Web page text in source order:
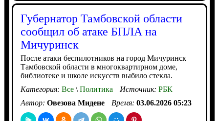
Губернатор Тамбовской области
сообщил об атаке БПЛА на
Мичуринск
После атаки беспилотников на город Мичуринск
Тамбовской области в многоквартирном доме,
библиотеке и школе искусств выбило стекла.
Категория: Все\Политика Источник: РБК
Автор: Овезова Мидене Время: 03.06.2026 05:23